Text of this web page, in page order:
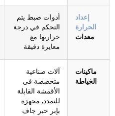
إعداد
الحرارة
معدات
أدوات ضبط يتم
التحكم في درجة
حرارتها مع
معايرة دقيقة
ماكينات
الخياطة
آلات صناعية
متخصصة في
الأقمشة القابلة
للتمدد, مجهزة
بإبر حبر جاف